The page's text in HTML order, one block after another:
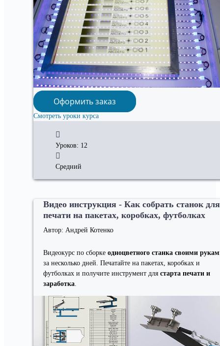
Уроков: 12
Средний
Оформить заказ
Смотреть уроки курса
Видео инструкция - Как собрать станок для
печати на пакетах, коробках, футболках
Автор: Андрей Котенко
Видеокурс по сборке одноцветного станка своими
за несколько дней. Печатайте на пакетах, коробках и
футболках и получите инструмент для старта печати и
заработка